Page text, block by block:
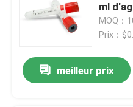
ml
sang
MOQ：
Prix：
meilleur prix